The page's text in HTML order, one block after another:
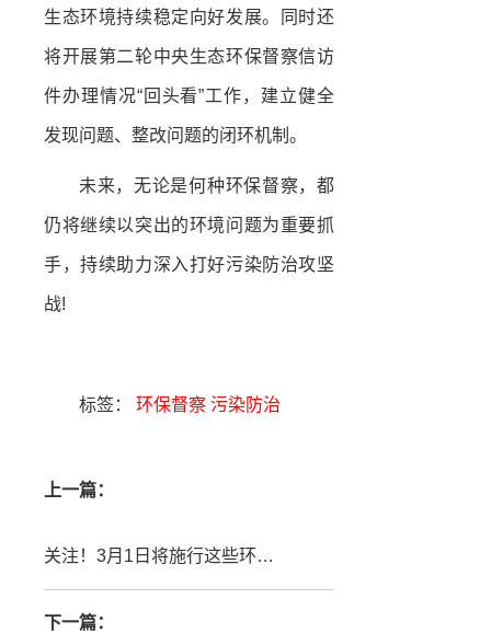
生态环境持续稳定向好发展。同时还
将开展第二轮中央生态环保督察信访
件办理情况“回头看”工作，建立健全
发现问题、整改问题的闭环机制。
未来，无论是何种环保督察，都
仍将继续以突出的环境问题为重要抓
手，持续助力深入打好污染防治攻坚
战!
标签： 环保督察 污染防治
上一篇：
关注！3月1日将施行这些环保政策及行业标准，和你我生活有关！
下一篇：